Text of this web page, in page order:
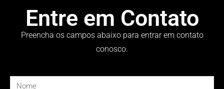
Entre em Contato
Preencha os campos abaixo para entrar em contato
conosco.